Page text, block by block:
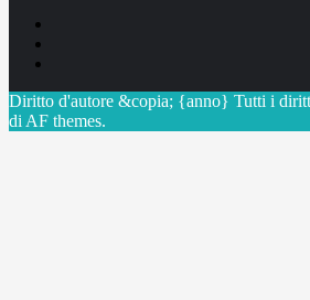
Diritto d'autore &copia; {anno} Tutti i
di AF themes.